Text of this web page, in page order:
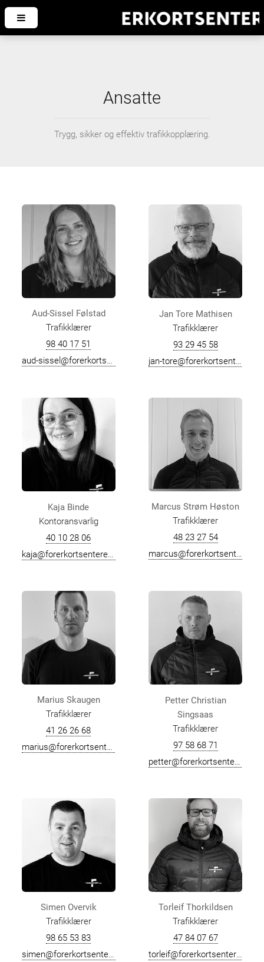
Ansatte
Trygg, sikker og effektiv trafikkopplæring.
Aud-Sissel Følstad
Trafikklærer
98 40 17 51
aud-sissel@forerkortsenteret.no
Jan Tore Mathisen
Trafikklærer
93 29 45 58
jan-tore@forerkortsenteret.no
Kaja Binde
Kontoransvarlig
40 10 28 06
kaja@forerkortsenteret.no
Marcus Strøm Høston
Trafikklærer
48 23 27 54
marcus@forerkortsenteret.no
Marius Skaugen
Trafikklærer
41 26 26 68
marius@forerkortsenteret.no
Petter Christian
Singsaas
Trafikklærer
97 58 68 71
Simen Overvik
Trafikklærer
98 65 53 83
simen@forerkortsenteret.no
Torleif Thorkildsen
Trafikklærer
47 84 07 67
torleif@forerkortsenteret.no